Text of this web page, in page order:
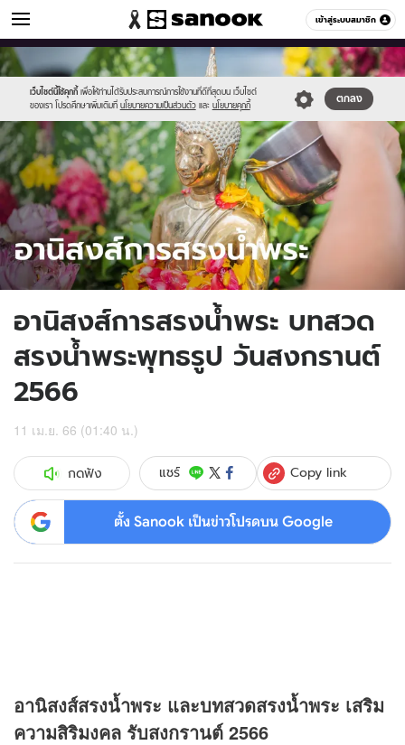
เข้าสู่ระบบสมาชิก
ดูดวง หมวดอื่นๆ
เว็บไซต์นี้ใช้คุกกี้ เพื่อให้ท่านได้รับประสบการณ์การใช้งานที่ดีที่สุดบน เว็บไซต์
ของเรา โปรดศึกษาเพิ่มเติมที่ นโยบายความเป็นส่วนตัว และ นโยบายคุกกี้
ตกลง
Sanook
//s.isanook.com/sr/0/images/logo-
new-
sanook.png
600
60
//s.isanook.com/ho/0/ud/45/227133/sanook110465-
03.jpg
อานิสงส์การสรงน้ำพระ บทสวด
สรงน้ำพระพุทธรูป วันสงกรานต์
2566
11 เม.ย. 66 (01:40 น.)
กดฟัง แชร์ Copy link
ตั้ง Sanook เป็นข่าวโปรดบน Google
อานิสงส์สรงน้ำพระ และบทสวดสรงน้ำพระ เสริม
ความสิริมงคล รับสงกรานต์ 2566